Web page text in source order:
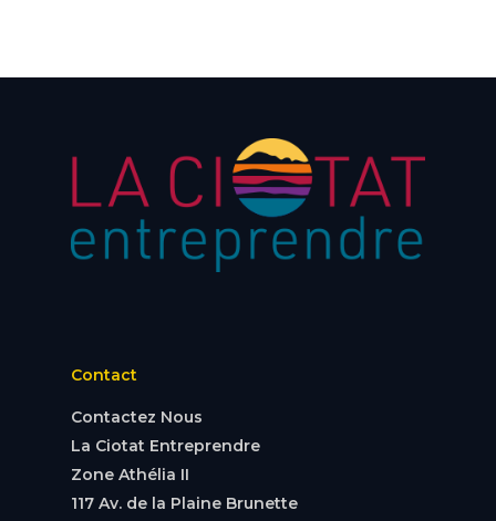
Contact
Contactez Nous
La Ciotat Entreprendre
Zone Athélia II
117 Av. de la Plaine Brunette